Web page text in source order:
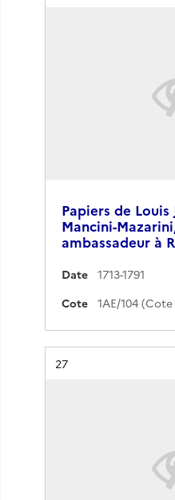
Papiers de
Mancini-
ambassadeur à
Date
1713-1791
Cote
1AE/104
Résultat n°
27